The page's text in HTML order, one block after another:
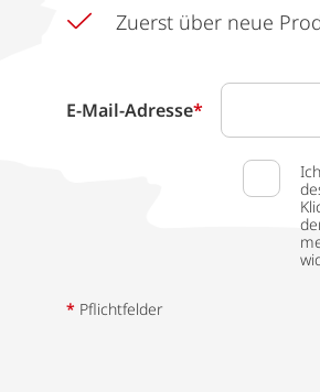
Zuerst über neue
E-Mail-Adresse*
* Pflichtfelder